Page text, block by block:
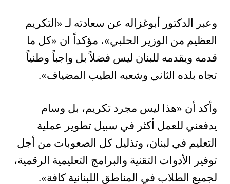
وعبر الدكتور أبوغزاله عن سعادته لـ «التكريم
العظيم من الوزير الحلبي»، مؤكداً ان «كل ما
قدمه ويقدمه للبنان ليس فضلاً بل واجباً وطنياً
تجاه بلده الثاني وشعبه الطيب المضياف».
وأكد أن «هذا ليس مجرد تكريم، بل وسام
يدفعني للعمل أكثر في سبيل تطوير عملية
التعليم في لبنان، وتذليل كل الصعوبات من أجل
توفير الأدوات التقنية والبرامج التعليمية الرقمية،
لجميع الطلاب في المناطق اللبنانية كافة».